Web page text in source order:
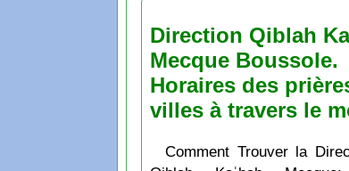
Direction Qiblah
Mecque Boussole.
Horaires des
villes à travers le
Comment Trouver la